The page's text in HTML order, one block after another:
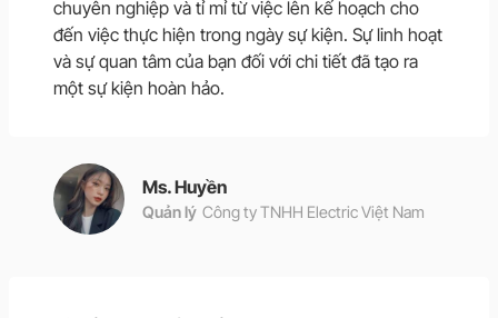
chuyên nghiệp và tỉ mỉ từ việc lên kế hoạch cho
đến việc thực hiện trong ngày sự kiện. Sự linh hoạt
và sự quan tâm của bạn đối với chi tiết đã tạo ra
một sự kiện hoàn hảo.
Ms. Huyền
Quản lý Công ty TNHH Electric Việt Nam